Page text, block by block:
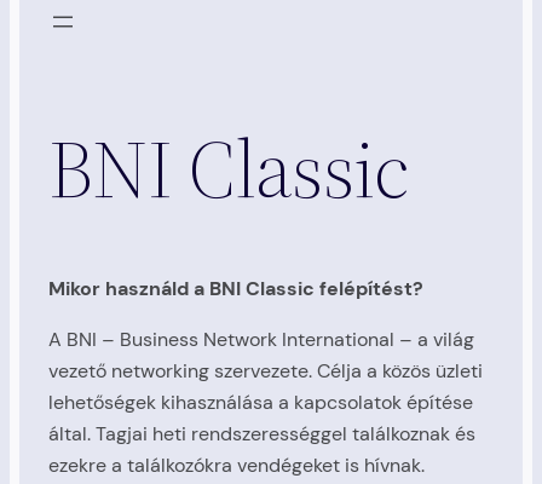
BNI Classic
Mikor használd a BNI Classic felépítést?
A BNI – Business Network International – a világ
vezető networking szervezete. Célja a közös üzleti
lehetőségek kihasználása a kapcsolatok építése
által. Tagjai heti rendszerességgel találkoznak és
ezekre a találkozókra vendégeket is hívnak.